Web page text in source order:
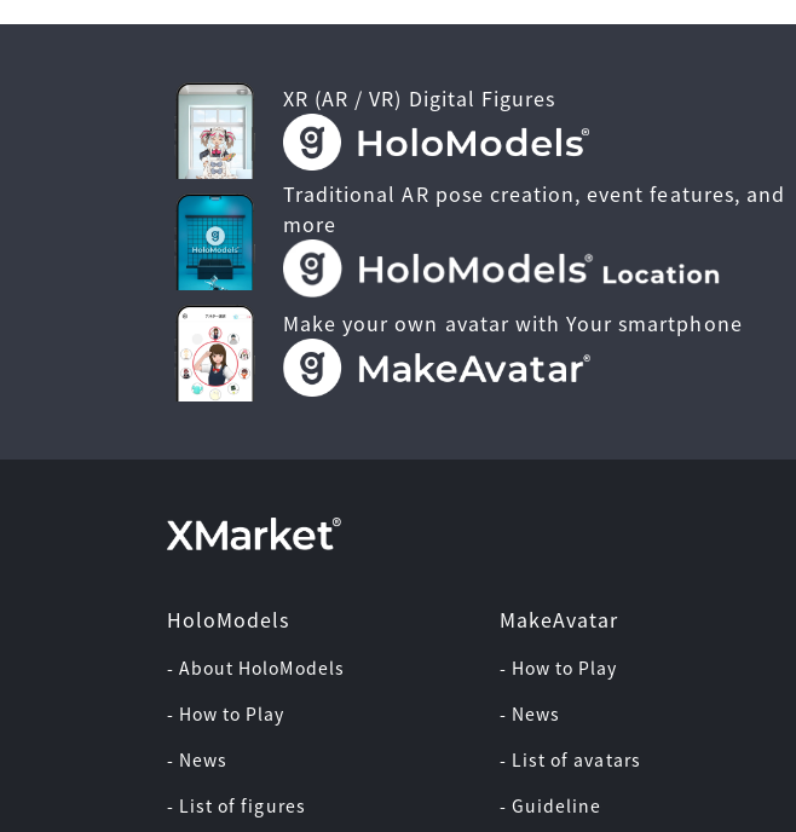
XR (AR / VR) Digital Figures
Traditional AR pose creation, event features, and
more
Make your own avatar with Your smartphone
HoloModels
- About HoloModels
- How to Play
- News
- List of figures
MakeAvatar
- How to Play
- News
- List of avatars
- Guideline